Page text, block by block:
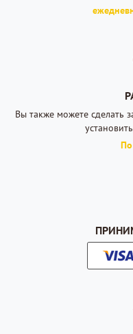
Вы также можете сделать
По